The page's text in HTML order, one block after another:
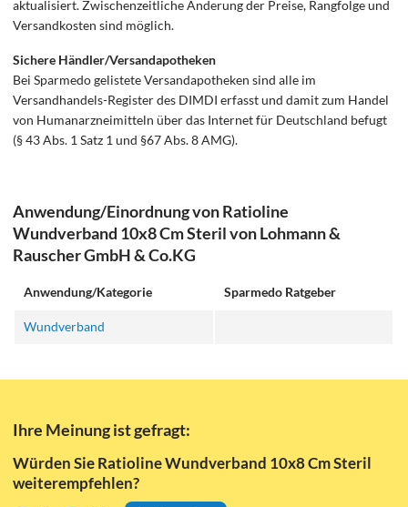
aktualisiert. Zwischenzeitliche Änderung der Preise, Rangfolge und
Versandkosten sind möglich.
Sichere Händler/Versandapotheken
Bei Sparmedo gelistete Versandapotheken sind alle im
Versandhandels-Register des DIMDI erfasst und damit zum Handel
von Humanarzneimitteln über das Internet für Deutschland befugt
(§ 43 Abs. 1 Satz 1 und §67 Abs. 8 AMG).
Anwendung/Einordnung von Ratioline
Wundverband 10x8 Cm Steril von Lohmann &
Rauscher GmbH & Co.KG
Anwendung/Kategorie Sparmedo Ratgeber
Wundverband
Ihre Meinung ist gefragt:
Würden Sie Ratioline Wundverband 10x8 Cm Steril
weiterempfehlen?